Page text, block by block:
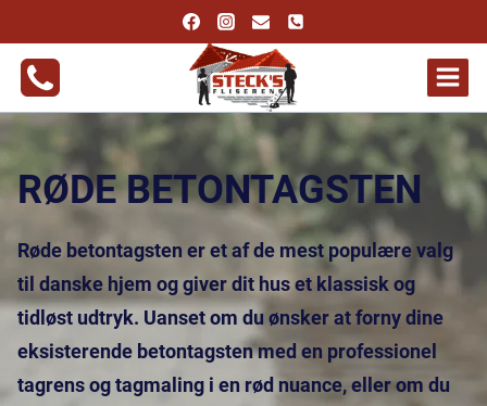
til
indhold
RØDE BETONTAGSTEN
Røde betontagsten er et af de mest populære valg
til danske hjem og giver dit hus et klassisk og
tidløst udtryk. Uanset om du ønsker at forny dine
eksisterende betontagsten med en professionel
tagrens og tagmaling i en rød nuance, eller om du